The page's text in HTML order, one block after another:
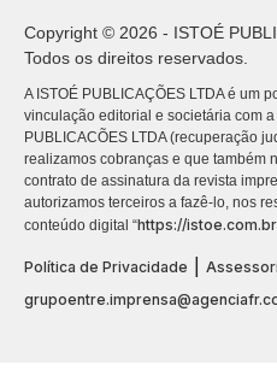
Copyright © 2026 - ISTOÉ
Todos os direitos reservados.
A ISTOÉ PUBLICAÇÕES LTDA é um
vinculação editorial e societária com
PUBLICACÕES LTDA (recuperação
realizamos cobranças e que também
contrato de assinatura da revista
autorizamos terceiros a fazê-lo, nos
conteúdo digital “https://istoe.com.br
Política de Privacidade